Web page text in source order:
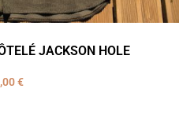
JACKSON HOLE
€